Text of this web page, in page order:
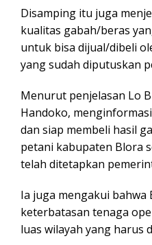
Disamping itu juga
kualitas gabah/beras
untuk bisa dijual/dibeli
yang sudah diputuskan
Menurut penjelasan Lo
Handoko,
dan siap membeli hasil
petani kabupaten Blora
telah ditetapkan
Ia juga mengakui bahwa
keterbatasan tenaga
luas wilayah yang harus